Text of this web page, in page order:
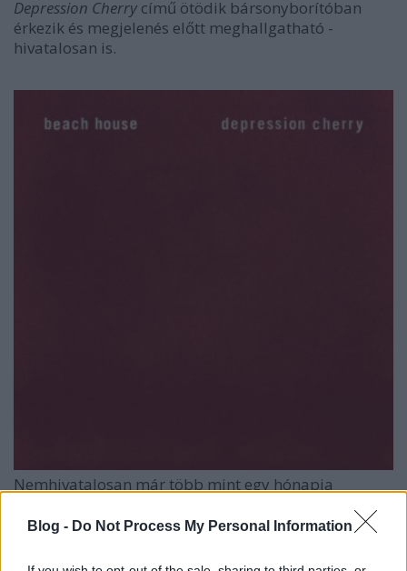
Blog - Do Not Process My Personal Information
Depression Cherry című ötödik bársonyborítóban
érkezik és megjelenés előtt meghallgatható -
hivatalosan is.
Nemhivatalosan már több mint egy hónapja
mostantól az NPR oldalán hivatalosan is
House 2006-os címnélküli debütálása óta ugye